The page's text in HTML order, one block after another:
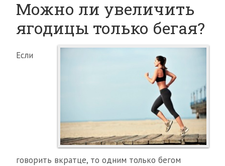
Можно ли увеличить
ягодицы только бегая?
Если
говорить вкратце, то одним только бегом